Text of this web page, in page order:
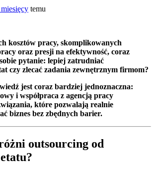
temu
kosztów pracy, skomplikowanych
oraz presji na efektywność, coraz
pytanie: lepiej zatrudniać
czy zlecać zadania zewnętrznym firmom?
jest coraz bardziej jednoznaczna:
i współpraca z agencją pracy
które pozwalają realnie
biznes bez zbędnych barier.
outsourcing od